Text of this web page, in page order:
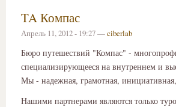
TA Компас
Апрель 11, 2012 - 19:27 —ciberlab
Бюро путешествий "Компас" -
специализирующееся на внутреннем и
Мы - надежная, грамотная,
Нашими партнерами являются только